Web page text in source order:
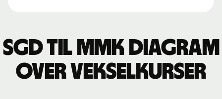
SGD til MMK Diagram
over vekselkurser